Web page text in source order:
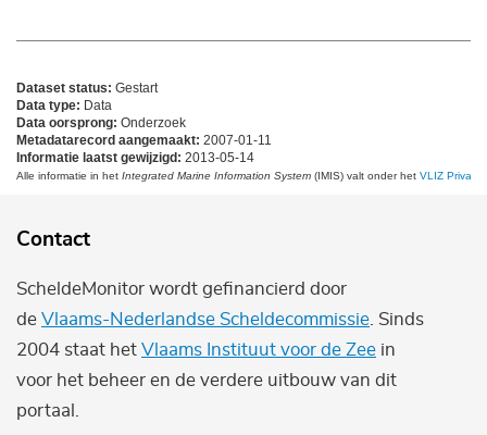
Dataset status: Gestart
Data type: Data
Data oorsprong: Onderzoek
Metadatarecord aangemaakt: 2007-01-11
Informatie laatst gewijzigd: 2013-05-14
Alle informatie in het Integrated Marine Information System (IMIS) valt onder het VLIZ Privacy
Contact
ScheldeMonitor wordt gefinancierd door
de Vlaams-Nederlandse Scheldecommissie . Sinds
2004 staat het Vlaams Instituut voor de Zee in
voor het beheer en de verdere uitbouw van dit
portaal.